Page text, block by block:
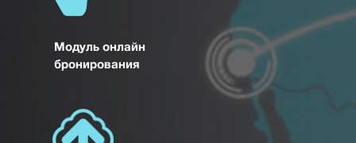
Модуль онлайн
бронирования